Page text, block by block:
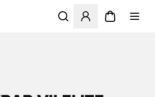
Åbner en Modal til at